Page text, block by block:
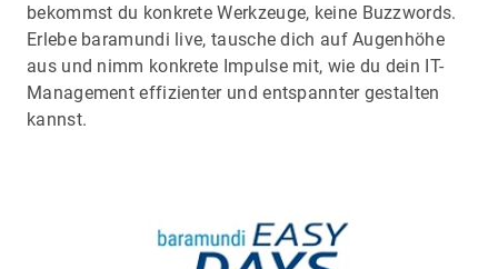
bekommst du konkrete Werkzeuge, keine Buzzwords.
Erlebe baramundi live, tausche dich auf Augenhöhe
aus und nimm konkrete Impulse mit, wie du dein IT-
Management effizienter und entspannter gestalten
kannst.